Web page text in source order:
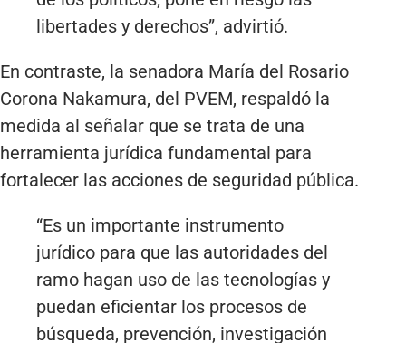
libertades y derechos”, advirtió.
En contraste, la senadora María del Rosario
Corona Nakamura, del PVEM, respaldó la
medida al señalar que se trata de una
herramienta jurídica fundamental para
fortalecer las acciones de seguridad pública.
“Es un importante instrumento
jurídico para que las autoridades del
ramo hagan uso de las tecnologías y
puedan eficientar los procesos de
búsqueda, prevención, investigación